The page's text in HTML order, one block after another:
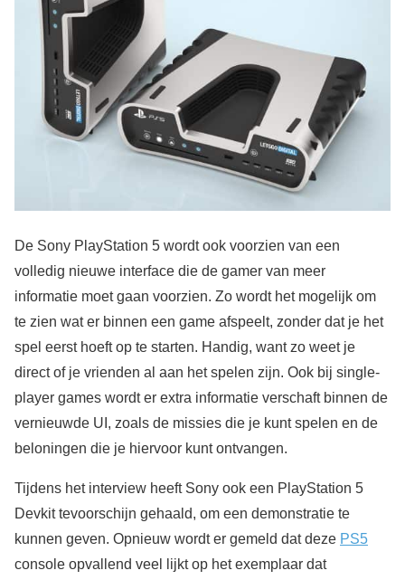
De Sony PlayStation 5 wordt ook voorzien van een
volledig nieuwe interface die de gamer van meer
informatie moet gaan voorzien. Zo wordt het mogelijk om
te zien wat er binnen een game afspeelt, zonder dat je het
spel eerst hoeft op te starten. Handig, want zo weet je
direct of je vrienden al aan het spelen zijn. Ook bij single-
player games wordt er extra informatie verschaft binnen de
vernieuwde UI, zoals de missies die je kunt spelen en de
beloningen die je hiervoor kunt ontvangen.
Tijdens het interview heeft Sony ook een PlayStation 5
Devkit tevoorschijn gehaald, om een demonstratie te
kunnen geven. Opnieuw wordt er gemeld dat deze PS5
console opvallend veel lijkt op het exemplaar dat